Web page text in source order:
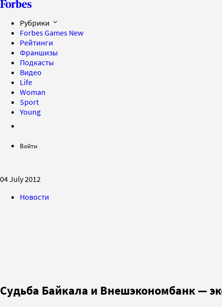
Рубрики
Forbes Games New
Рейтинги
Франшизы
Подкасты
Видео
Life
Woman
Sport
Young
Войти
04 July 2012
Новости
Судьба Байкала и Внешэкономбанк —